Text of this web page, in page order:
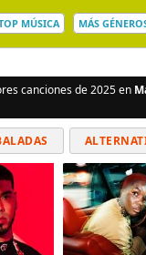
MÚSICA MÁS
canciones de 2025 en